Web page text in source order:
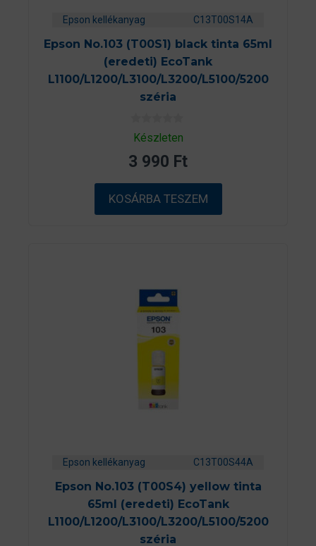
Epson kellékanyag C13T00S14A
Epson No.103 (T00S1) black tinta 65ml
(eredeti) EcoTank
L1100/L1200/L3100/L3200/L5100/5200
széria
0
a
5
b
ő
l
Készleten
3 990 Ft
KOSÁRBA TESZEM
Epson kellékanyag C13T00S44A
Epson No.103 (T00S4) yellow tinta
65ml (eredeti) EcoTank
L1100/L1200/L3100/L3200/L5100/5200
széria